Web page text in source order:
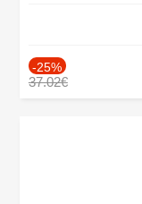
-25%
37.02€